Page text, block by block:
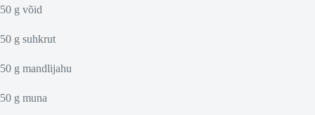
50 g võid
50 g suhkrut
50 g mandlijahu
50 g muna